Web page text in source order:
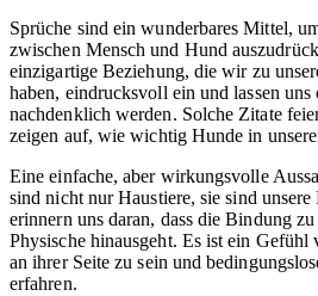
Sprüche sind ein wunderbares Mittel,
zwischen Mensch und Hund
einzigartige Beziehung, die wir zu
haben, eindrucksvoll ein und lassen
nachdenklich werden. Solche Zitate
zeigen auf, wie wichtig Hunde in
Eine einfache, aber wirkungsvolle
sind nicht nur Haustiere, sie sind
erinnern uns daran, dass die Bindung
Physische hinausgeht. Es ist ein
an ihrer Seite zu sein und
erfahren.